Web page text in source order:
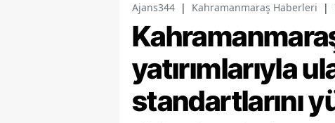
Ajans344 | Kahramanmaraş Haberleri |
yatırımlarıyla
standartlarını